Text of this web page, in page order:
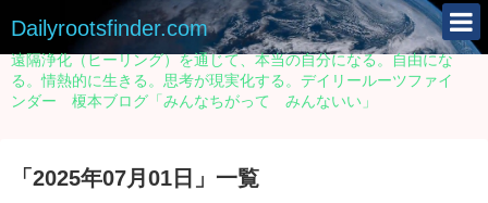
Dailyrootsfinder.com
遠隔浄化（ヒーリング）を通じて、本当の自分になる。自由にな
る。情熱的に生きる。思考が現実化する。デイリールーツファイ
ンダー 榎本ブログ「みんなちがって みんないい」
「 2025年07月01日 」 一覧